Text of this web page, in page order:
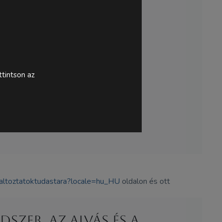
oldalon és ott
az